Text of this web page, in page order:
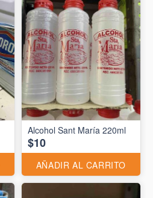
Alcohol Sant María 220ml
$10
AÑADIR AL CARRITO